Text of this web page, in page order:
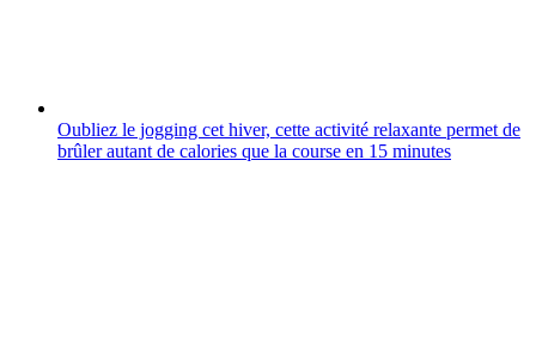
Oubliez le jogging cet hiver, cette activité relaxante permet de
brûler autant de calories que la course en 15 minutes